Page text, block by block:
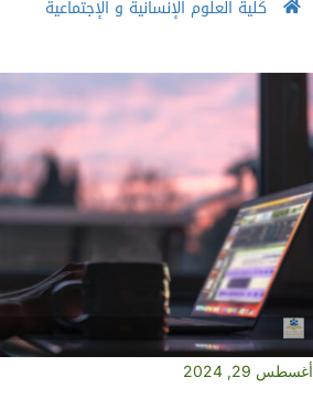
كلية العلوم الإنسانية و الإجتماعية
أغسطس 29, 2024